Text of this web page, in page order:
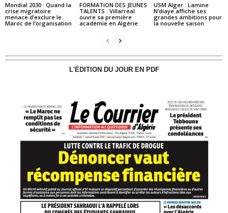
Mondial 2030 : Quand la
crise migratoire
menace d’exclure le
Maroc de l’organisation
FORMATION DES JEUNES
TALENTS : Villarreal
ouvre sa première
académie en Algérie
USM Alger : Lamine
N’diaye affiche ses
grandes ambitions pour
la nouvelle saison
L'ÉDITION DU JOUR EN PDF